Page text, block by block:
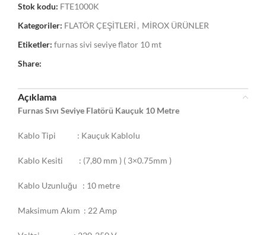
Stok kodu: FTE1000K
Kategoriler: FLATÖR ÇEŞİTLERİ , MİROX ÜRÜNLER
Etiketler: furnas sivi seviye flator 10 mt
Share:
Açıklama
Furnas Sıvı Seviye Flatörü Kauçuk 10 Metre
Kablo Tipi : Kauçuk Kablolu
Kablo Kesiti : (7,80 mm ) ( 3×0.75mm )
Kablo Uzunluğu : 10 metre
Maksimum Akım : 22 Amp